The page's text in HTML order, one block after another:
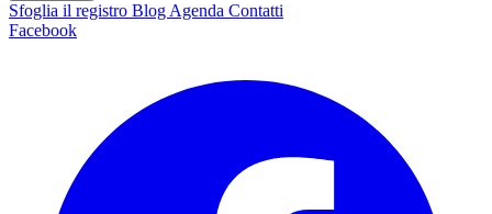
Sfoglia il registro Blog Agenda Contatti
Facebook